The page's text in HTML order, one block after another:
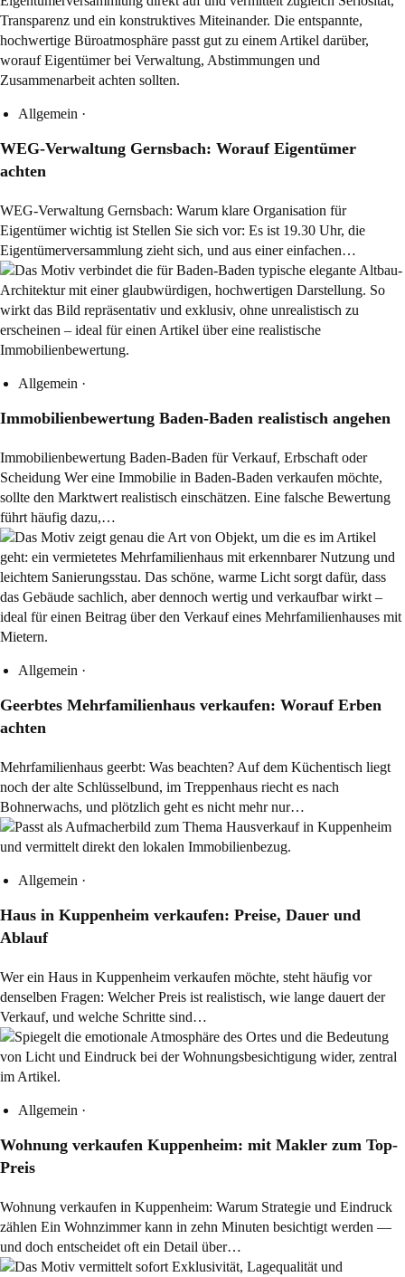
Allgemein ·
WEG-Verwaltung Gernsbach: Worauf Eigentümer
achten
WEG-Verwaltung Gernsbach: Warum klare Organisation für
Eigentümer wichtig ist Stellen Sie sich vor: Es ist 19.30 Uhr, die
Eigentümerversammlung zieht sich, und aus einer einfachen…
Allgemein ·
Immobilienbewertung Baden-Baden realistisch angehen
Immobilienbewertung Baden-Baden für Verkauf, Erbschaft oder
Scheidung Wer eine Immobilie in Baden-Baden verkaufen möchte,
sollte den Marktwert realistisch einschätzen. Eine falsche Bewertung
führt häufig dazu,…
Allgemein ·
Geerbtes Mehrfamilienhaus verkaufen: Worauf Erben
achten
Mehrfamilienhaus geerbt: Was beachten? Auf dem Küchentisch liegt
noch der alte Schlüsselbund, im Treppenhaus riecht es nach
Bohnerwachs, und plötzlich geht es nicht mehr nur…
Allgemein ·
Haus in Kuppenheim verkaufen: Preise, Dauer und
Ablauf
Wer ein Haus in Kuppenheim verkaufen möchte, steht häufig vor
denselben Fragen: Welcher Preis ist realistisch, wie lange dauert der
Verkauf, und welche Schritte sind…
Allgemein ·
Wohnung verkaufen Kuppenheim: mit Makler zum Top-
Preis
Wohnung verkaufen in Kuppenheim: Warum Strategie und Eindruck
zählen Ein Wohnzimmer kann in zehn Minuten besichtigt werden —
und doch entscheidet oft ein Detail über…